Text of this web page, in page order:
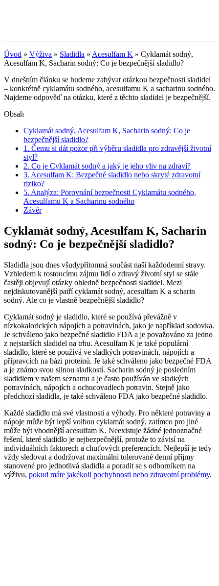
Úvod » Výživa » Sladidla » Acesulfam K » Cyklamát sodný,
Acesulfam K, Sacharin sodný: Co je bezpečnější sladidlo?
V dnešním článku se budeme zabývat otázkou bezpečnosti sladidel
– konkrétně cyklamátu sodného, acesulfamu K a sacharinu sodného.
Najdeme odpověď na otázku, které z těchto sladidel je bezpečnější.
Obsah
Cyklamát sodný, Acesulfam K, Sacharin sodný: Co je
bezpečnější sladidlo?
1. Čemu si dát pozor při výběru sladidla pro zdravější životní
styl?
2. Co je Cyklamát sodný a jaký je jeho vliv na zdraví?
3. Acesulfam K: Bezpečné sladidlo nebo skryté zdravotní
riziko?
5. Analýza: Porovnání bezpečnosti Cyklamátu sodného,
Acesulfamu K a Sacharinu sodného
Závěr
Cyklamát sodný, Acesulfam K, Sacharin
sodný: Co je bezpečnější sladidlo?
Sladidla jsou dnes všudypřítomná součást naší každodenní stravy.
Vzhledem k rostoucímu zájmu lidí o zdravý životní styl se stále
častěji objevují otázky ohledně bezpečnosti sladidel. Mezi
nejdiskutovanější patří cyklamát sodný, acesulfam K a scharin
sodný. Ale co je vlastně bezpečnější sladidlo?
Cyklamát sodný je sladidlo, které se používá převážně v
nízkokalorických nápojích a potravinách, jako je například sodovka.
Je schváleno jako bezpečné sladidlo FDA a je považováno za jedno
z nejstarších sladidel na trhu. Acesulfam K je také populární
sladidlo, které se používá ve sladkých potravinách, nápojích a
přípravcích na bázi proteinů. Je také schváleno jako bezpečné FDA
a je známo svou silnou sladkostí. Sacharin sodný je posledním
sladidlem v našem seznamu a je často používán ve sladkých
potravinách, nápojích a ochucovadlech potravin. Stejně jako
předchozí sladidla, je také schváleno FDA jako bezpečné sladidlo.
Každé sladidlo má své vlastnosti a výhody. Pro některé potraviny a
nápoje může být lepší volbou cyklamát sodný, zatímco pro jiné
může být vhodnější acesulfam K. Neexistuje žádné jednoznačné
řešení, které sladidlo je nejbezpečnější, protože to závisí na
individuálních faktorech a chuťových preferencích. Nejlepší je tedy
vždy sledovat a dodržovat maximální tolerované denní příjmy
stanovené pro jednotlivá sladidla a poradit se s odborníkem na
výživu, pokud máte jakékoli pochybnosti nebo zdravotní problémy.